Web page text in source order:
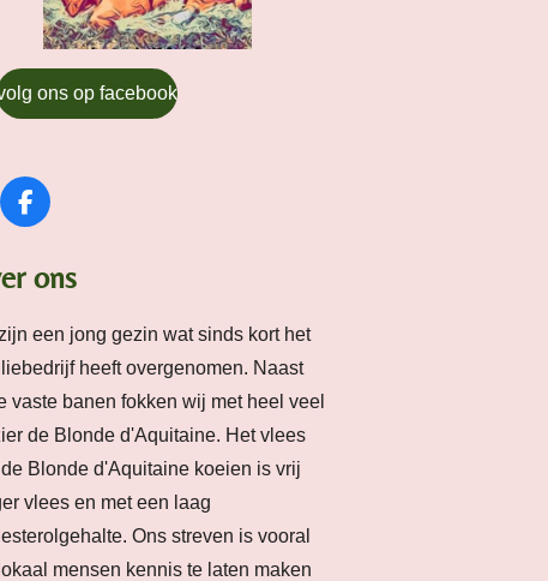
ons op facebook
F
a
e
o
k
ons
een jong gezin wat sinds kort het
heeft overgenomen. Naast
vaste banen fokken wij met heel veel
de Blonde d'Aquitaine. Het vlees
Blonde d'Aquitaine koeien is vrij
vlees en met een laag
Ons streven is vooral
mensen kennis te laten maken